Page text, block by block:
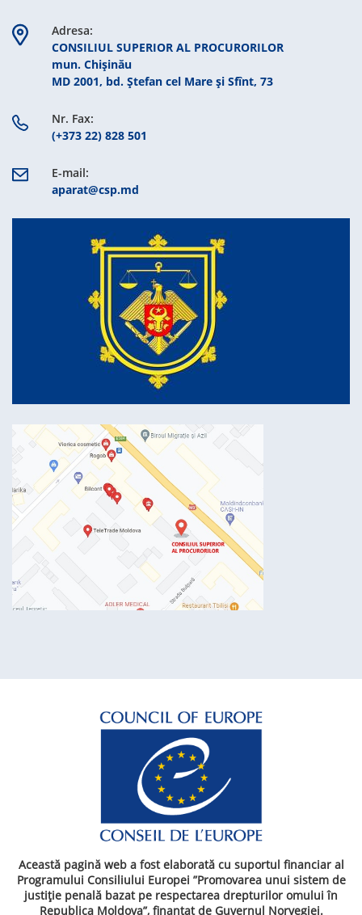
Adresa:
CONSILIUL SUPERIOR AL PROCURORILOR
mun. Chişinău
MD 2001, bd. Ștefan cel Mare şi Sfînt, 73
Nr. Fax:
(+373 22) 828 501
E-mail:
aparat@csp.md
Această pagină web a fost elaborată cu suportul financiar al
Programului Consiliului Europei ”Promovarea unui sistem de
justiție penală bazat pe respectarea drepturilor omului în
Republica Moldova”, finanțat de Guvernul Norvegiei.